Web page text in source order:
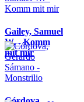
Gailey, Samuel
W. - Komm
mit mir